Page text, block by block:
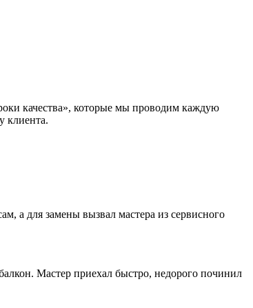
качества», которые мы проводим каждую
клиента.
а для замены вызвал мастера из сервисного
Мастер приехал быстро, недорого починил